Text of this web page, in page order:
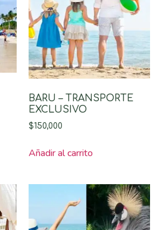
BARU – TRANSPORTE
EXCLUSIVO
$150,000
Añadir al carrito